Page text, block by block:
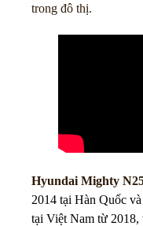
trong đô thị.
Hyundai Mighty
2014 tại Hàn Quốc
tại Việt Nam từ 2018,